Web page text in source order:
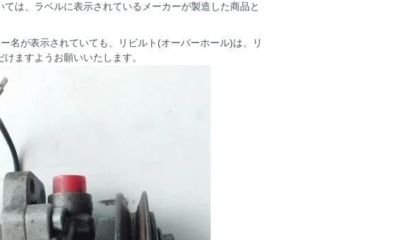
は、ラベルに表示されているメーカーが製造した商品と
名が表示されていても、リビルト(オーバーホール)は、リ
ますようお願いいたします。